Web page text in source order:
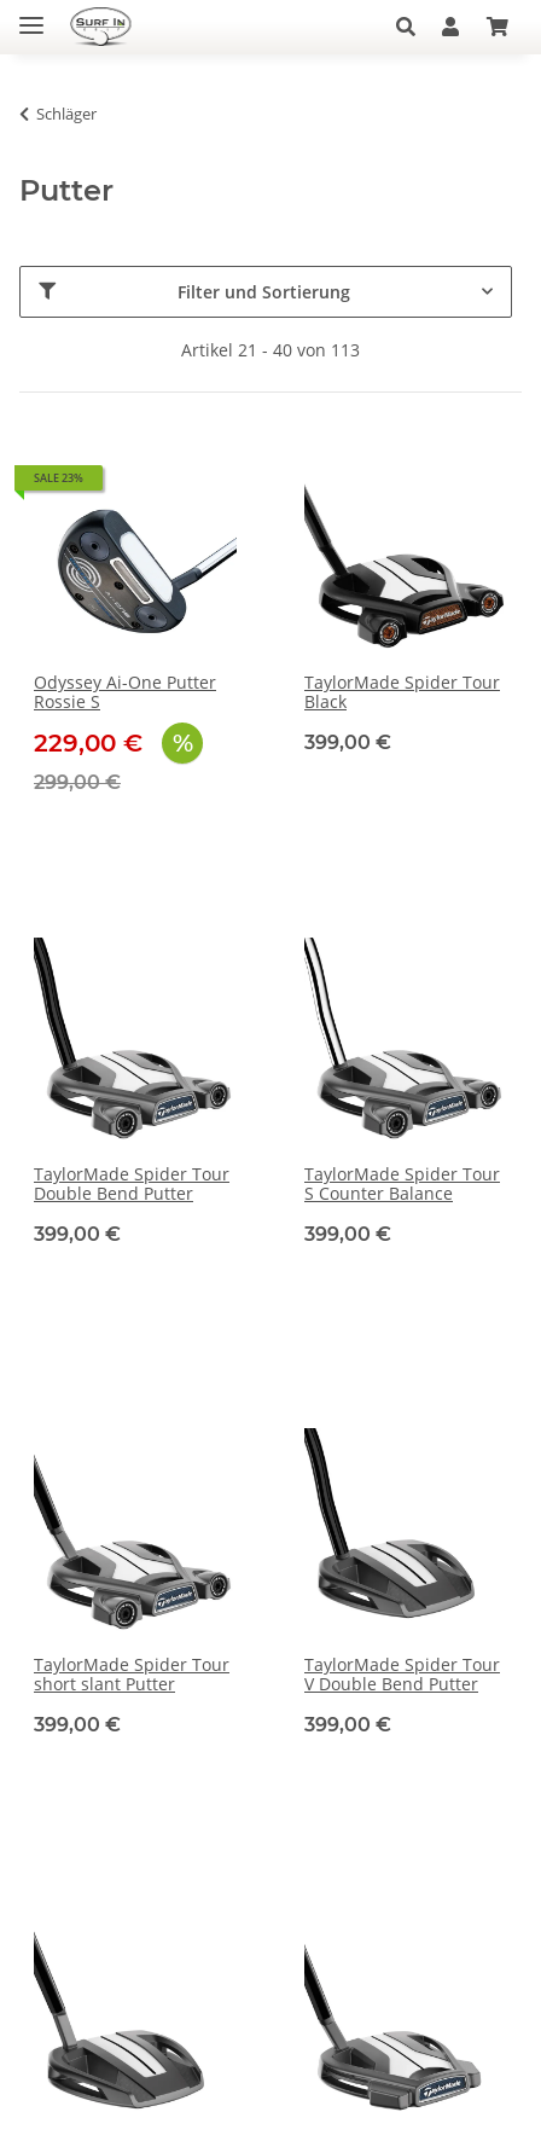
Schläger
Putter
Filter und Sortierung
Artikel 21 - 40 von 113
SALE 23%
Odyssey Ai-One Putter
Rossie S
229,00 €
299,00 €
TaylorMade Spider Tour
Black
399,00 €
TaylorMade Spider Tour
Double Bend Putter
399,00 €
TaylorMade Spider Tour
S Counter Balance
399,00 €
TaylorMade Spider Tour
short slant Putter
399,00 €
TaylorMade Spider Tour
V Double Bend Putter
399,00 €